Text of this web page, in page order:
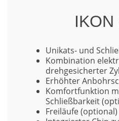
IKON
Unikats- und
Kombination
drehgesicherter
Erhöhter
Komfortfunktion
Schließbarkeit
Freiläufe (optional)